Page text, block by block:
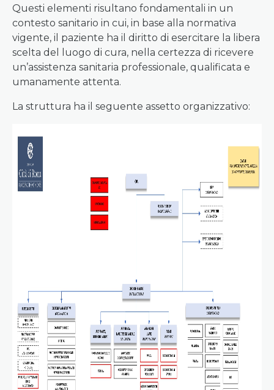
Questi elementi risultano fondamentali in un
contesto sanitario in cui, in base alla normativa
vigente, il paziente ha il diritto di esercitare la libera
scelta del luogo di cura, nella certezza di ricevere
un’assistenza sanitaria professionale, qualificata e
umanamente attenta.
La struttura ha il seguente assetto organizzativo: